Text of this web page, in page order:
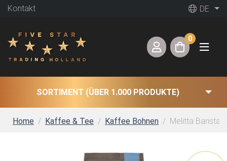
Kontakt DE
0
SORTIMENT (ÜBER 1.000 PRODUKTE)
Home Kaffee & Tee Kaffee Bohnen Melitta Barista